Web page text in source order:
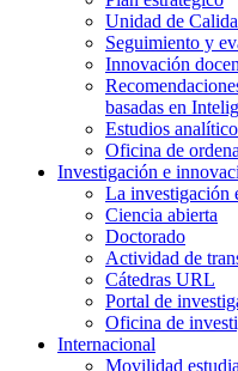
Unidad de
Seguimiento y
Innovación
basadas en
Estudios
Oficina de
Investigación e
La investigación
Ciencia abierta
Doctorado
Actividad de
Cátedras URL
Portal de
Oficina de
Internacional
Movilidad